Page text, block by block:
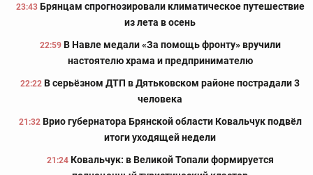
23:43 Брянцам спрогнозировали климатическое путешествие
из лета в осень
22:59 В Навле медали «За помощь фронту» вручили
настоятелю храма и предпринимателю
22:22 В серьёзном ДТП в Дятьковском районе пострадали 3
человека
21:32 Врио губернатора Брянской области Ковальчук подвёл
итоги уходящей недели
21:24 Ковальчук: в Великой Топали формируется